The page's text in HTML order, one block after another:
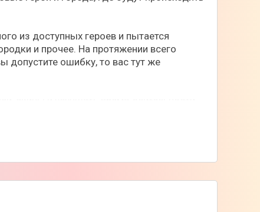
из доступных героев и пытается
и прочее. На протяжении всего
допустите ошибку, то вас тут же
будут доступны новые районы метро,
определенными свойствами.